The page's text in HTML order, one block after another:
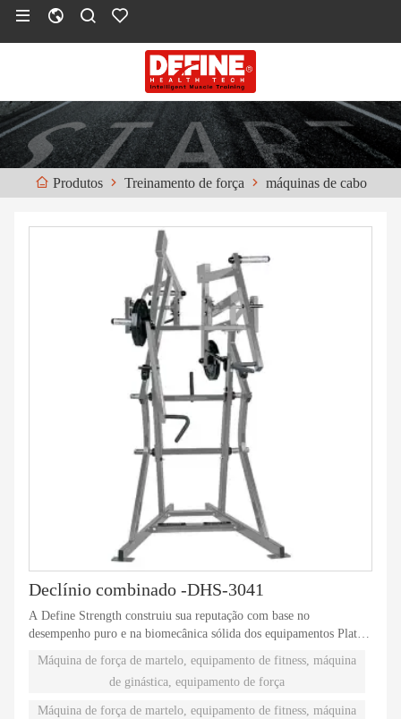
Produtos Treinamento de força máquinas de cabo
Declínio combinado -DHS-3041
A Define Strength construiu sua reputação com base no
desempenho puro e na biomecânica sólida dos equipamentos Plate-
treinamento com pesos de desempenho eficaz. Noventa peças Plate-
Loaded diferentes atendem às necessidades individuais e acomodam
até os atletas mais difíceis.
Máquina de força de martelo, equipamento de fitness, máquina
de ginástica, equipamento de força
Máquina de força de martelo, equipamento de fitness, máquina